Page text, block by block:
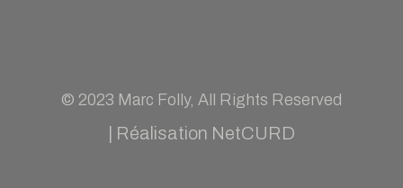
© 2023 Marc Folly, All Rights Reserved
Réalisation NetCURD